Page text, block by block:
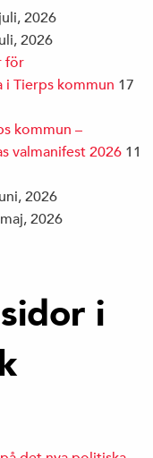
2026
2026
för
i Tierps kommun 17
kommun –
valmanifest 2026 11
2026
2026
i